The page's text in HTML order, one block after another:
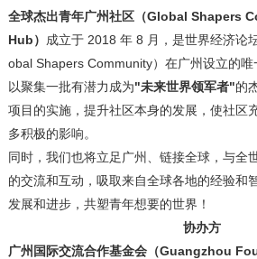
全球杰出青年广州社区（Global Shapers
Hub） 成立于 2018 年 8 月，是世界经济论
obal Shapers Community）在广州设立的
以聚集一批有潜力成为"未来世界领军者"的
项目的实施，提升社区本身的发展，使社区
多积极的影响。
同时，我们也将立足广州、链接全球，与全
的交流和互动，吸取来自全球各地的经验和
发展和进步，共塑青年想要的世界！
协办方
广州国际交流合作基金会（Guangzhou